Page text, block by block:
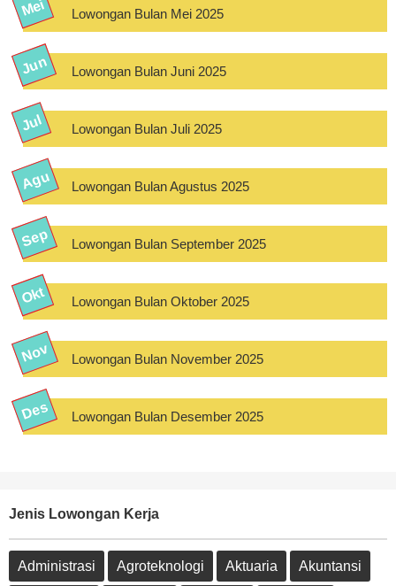
Lowongan Bulan Mei 2025
Lowongan Bulan Juni 2025
Lowongan Bulan Juli 2025
Lowongan Bulan Agustus 2025
Lowongan Bulan September 2025
Lowongan Bulan Oktober 2025
Lowongan Bulan November 2025
Lowongan Bulan Desember 2025
Jenis Lowongan Kerja
Administrasi Agroteknologi Aktuaria Akuntansi